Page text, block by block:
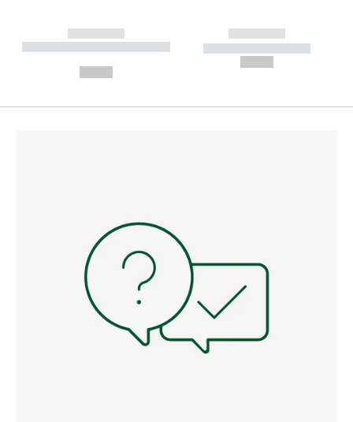
------------
----------- ----------- --------
------------
----------- -----------